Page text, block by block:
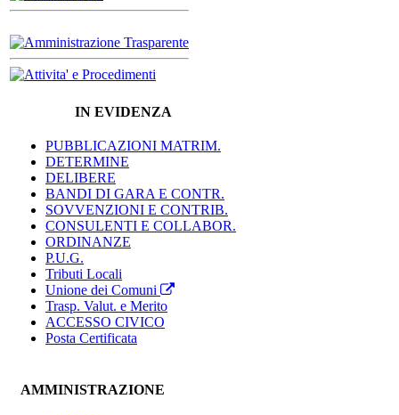
IN EVIDENZA
PUBBLICAZIONI MATRIM.
DETERMINE
DELIBERE
BANDI DI GARA E CONTR.
SOVVENZIONI E CONTRIB.
CONSULENTI E COLLABOR.
ORDINANZE
P.U.G.
Tributi Locali
Unione dei Comuni
Trasp. Valut. e Merito
ACCESSO CIVICO
Posta Certificata
AMMINISTRAZIONE